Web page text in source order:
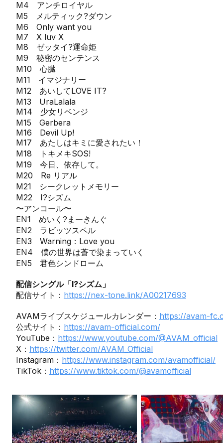
M4 アンチロイヤル
M5 メルティック?ダウン
M6 Only want you
M7 X luv X
M8 ゼッタイ?運命姫
M9 秘密のセンテンス
M10 心臓
M11 イマジナリー
M12 あいしてLOVE IT?
M13 UraLalala
M14 少女リベンジ
M15 Gerbera
M16 Devil Up!
M17 あたしはキミに愛されたい！
M18 トキメキSOS!
M19 今日、依存して。
M20 Re リアル
M21 シークレットメモリー
M22 I?シズム
〜アンコール〜
EN1 めいく?まーきんぐ
EN2 ラビッツスペル
EN3 Warning：Love you
EN4 僕の世界は蒼で染まっていく
EN5 君色シンドローム
配信シングル「I?シズム」
配信サイト： https://nex-tone.link/A00217693
AVAMライブスケジュールカレンダー： https://avam-
公式サイト： https://avam-official.com/
YouTube： https://www.youtube.com/@AVAM_official
X： https://twitter.com/AVAM_Official
Instagram： https://www.instagram.com/avamofficial/
TikTok： https://www.tiktok.com/@avamofficial